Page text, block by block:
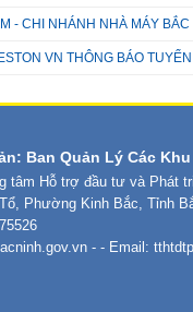
- CHI NHÁNH NHÀ MÁY BẮC
VN THÔNG BÁO
Ban Quản Lý Các
tâm Hỗ trợ đầu tư và Phát
Phường Kinh Bắc, Tỉnh
- - Email: